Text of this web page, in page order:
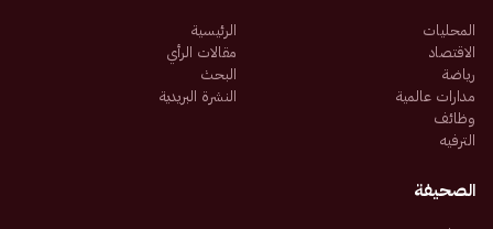
المحليات
الاقتصاد
رياضة
مدارات عالمية
وظائف
الترفيه
الرئيسية
مقالات الرأي
البحث
النشرة البريدية
الصحيفة